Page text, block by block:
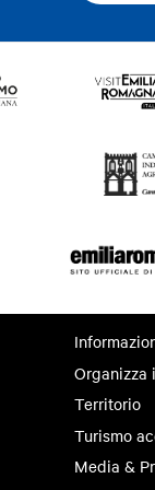
Territorio
Turismo
Media &